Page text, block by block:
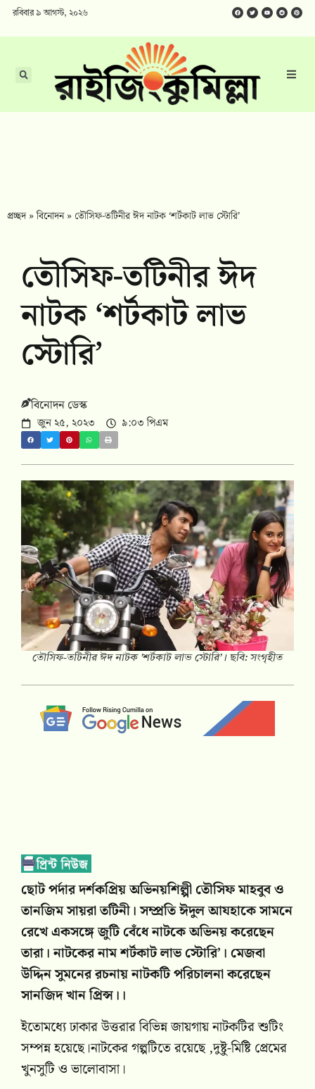
রবিবার ৯ আগস্ট, ২০২৬
প্রচ্ছদ»বিনোদন» তৌসিফ-তটিনীর ঈদ নাটক ‘শর্টকাট লাভ স্টোরি’
তৌসিফ-তটিনীর ঈদ
নাটক ‘শর্টকাট লাভ
স্টোরি’
বিনোদন ডেস্ক
জুন ২৫, ২০২৩ ৯:০৩ পিএম
তৌসিফ-তটিনীর ঈদ নাটক 'শর্টকাট লাভ স্টোরি’। ছবি: সংগৃহীত
ছোট পর্দার দর্শকপ্রিয় অভিনয়শিল্পী তৌসিফ মাহবুব ও
তানজিম সায়রা তটিনী। সম্প্রতি ঈদুল আযহাকে সামনে
রেখে একসঙ্গে জুটি বেঁধে নাটকে অভিনয় করেছেন
তারা। নাটকের নাম শর্টকাট লাভ স্টোরি’। মেজবা
উদ্দিন সুমনের রচনায় নাটকটি পরিচালনা করেছেন
সানজিদ খান প্রিন্স।।
ইতোমধ্যে ঢাকার উত্তরার বিভিন্ন জায়গায় নাটকটির শুটিং
সম্পন্ন হয়েছে।নাটকের গল্পটিতে রয়েছে ,দুষ্টু-মিষ্টি প্রেমের
খুনসুটি ও ভালোবাসা।